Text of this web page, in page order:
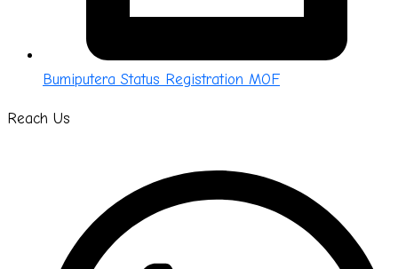
Bumiputera Status Registration MOF
Reach Us